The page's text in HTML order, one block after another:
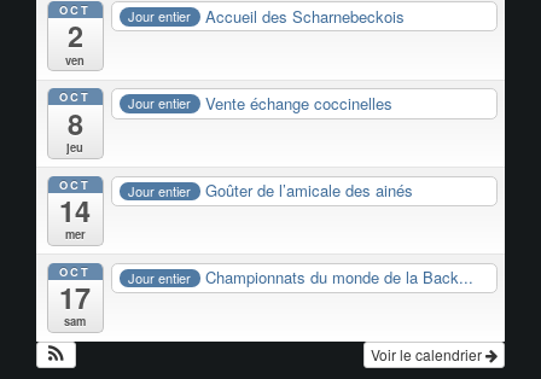
OCT
2
ven
Jour entier Accueil des Scharnebeckois
OCT
8
jeu
Jour entier Vente échange coccinelles
OCT
14
mer
Jour entier Goûter de l’amicale des ainés
OCT
17
sam
Jour entier Championnats du monde de la Back...
Voir le calendrier